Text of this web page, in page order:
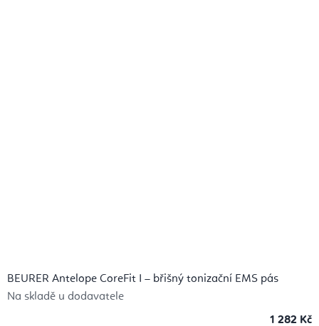
BEURER Antelope CoreFit I – břišný tonizační EMS pás
Na skladě u dodavatele
1 282 Kč